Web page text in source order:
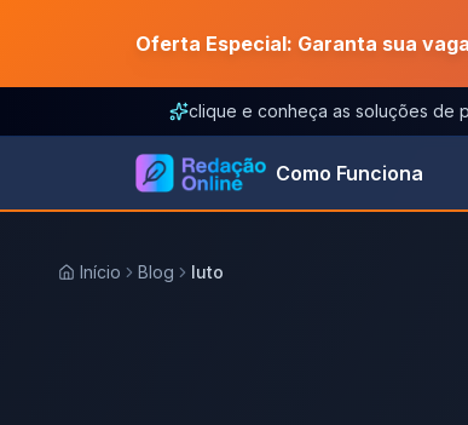
Oferta Especial: Garanta sua
clique e conheça as soluções de
Como Funciona
Início Blog luto